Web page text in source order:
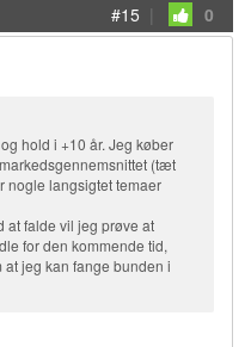
#15 | 0
hold i +10 år. Jeg køber
(tæt
nogle langsigtet temaer
at falde vil jeg prøve at
for den kommende tid,
jeg kan fange bunden i